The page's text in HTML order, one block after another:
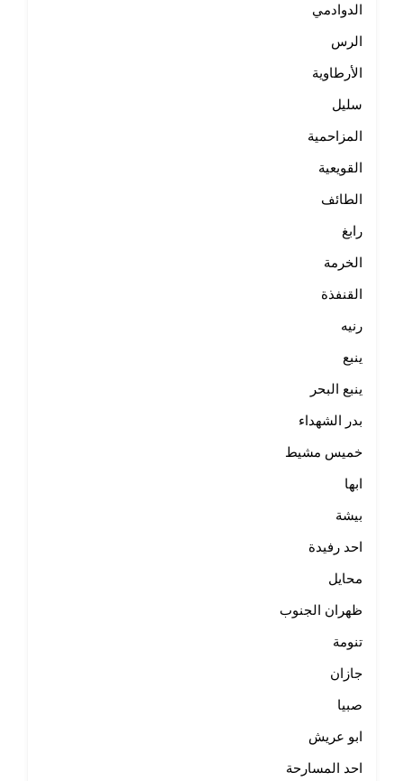
الدوادمي
الرس
الأرطاوية
سليل
المزاحمية
القويعية
الطائف
رابغ
الخرمة
القنفذة
رنيه
ينبع
ينبع البحر
بدر الشهداء
خميس مشيط
ابها
بيشة
احد رفيدة
محايل
ظهران الجنوب
تنومة
جازان
صبيا
ابو عريش
احد المسارحة